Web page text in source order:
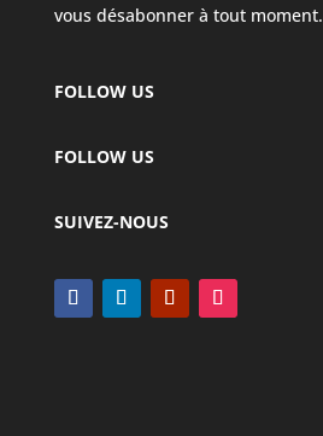
vous désabonner à tout moment.
FOLLOW US
FOLLOW US
SUIVEZ-NOUS